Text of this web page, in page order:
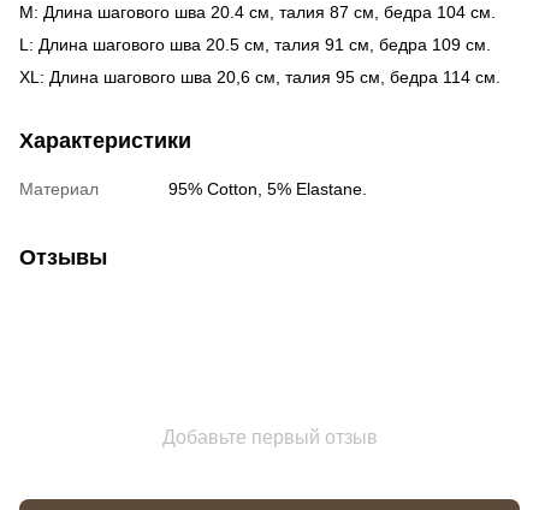
M: Длина шагового шва 20.4 см, талия 87 см, бедра 104 см.
L: Длина шагового шва 20.5 см, талия 91 см, бедра 109 см.
XL: Длина шагового шва 20,6 см, талия 95 см, бедра 114 см.
Характеристики
Материал 95% Cotton, 5% Elastane.
Отзывы
Добавьте первый отзыв